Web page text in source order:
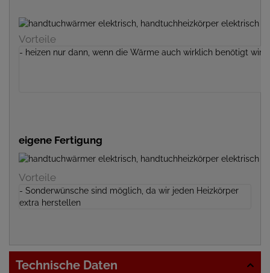
Vorteile
- heizen nur dann, wenn die Wärme auch wirklich benötigt wird
eigene Fertigung
Vorteile
- Sonderwünsche sind möglich, da wir jeden Heizkörper
extra herstellen
Technische Daten